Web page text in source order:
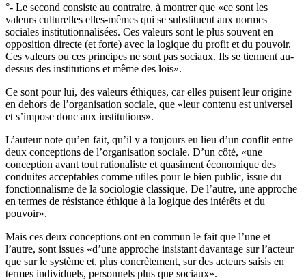
°- Le second consiste au contraire, à montrer que «ce sont les
valeurs culturelles elles-mêmes qui se substituent aux normes
sociales institutionnalisées. Ces valeurs sont le plus souvent en
opposition directe (et forte) avec la logique du profit et du pouvoir.
Ces valeurs ou ces principes ne sont pas sociaux. Ils se tiennent au-
dessus des institutions et même des lois».
Ce sont pour lui, des valeurs éthiques, car elles puisent leur origine
en dehors de l’organisation sociale, que «leur contenu est universel
et s’impose donc aux institutions».
L’auteur note qu’en fait, qu’il y a toujours eu lieu d’un conflit entre
deux conceptions de l’organisation sociale. D’un côté, «une
conception avant tout rationaliste et quasiment économique des
conduites acceptables comme utiles pour le bien public, issue du
fonctionnalisme de la sociologie classique. De l’autre, une approche
en termes de résistance éthique à la logique des intérêts et du
pouvoir».
Mais ces deux conceptions ont en commun le fait que l’une et
l’autre, sont issues «d’une approche insistant davantage sur l’acteur
que sur le système et, plus concrètement, sur des acteurs saisis en
termes individuels, personnels plus que sociaux».